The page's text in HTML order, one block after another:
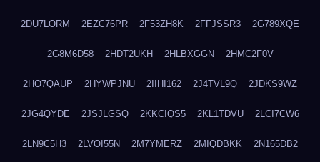
2DU7LORM 2EZC76PR 2F53ZH8K 2FFJSSR3 2G789XQE
2G8M6D58 2HDT2UKH 2HLBXGGN 2HMC2F0V
2HO7QAUP 2HYWPJNU 2IIHI162 2J4TVL9Q 2JDKS9WZ
2JG4QYDE 2JSJLGSQ 2KKCIQS5 2KL1TDVU 2LCI7CW6
2LN9C5H3 2LVOI55N 2M7YMERZ 2MIQDBKK 2N165DB2